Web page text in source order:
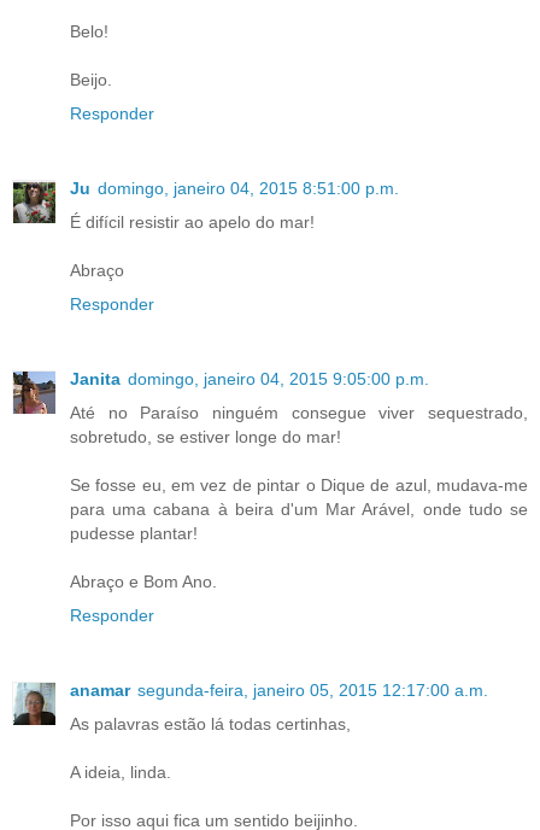
Belo!
Beijo.
Responder
Ju domingo, janeiro 04, 2015 8:51:00 p.m.
É difícil resistir ao apelo do mar!
Abraço
Responder
Janita domingo, janeiro 04, 2015 9:05:00 p.m.
Até no Paraíso ninguém consegue viver sequestrado,
sobretudo, se estiver longe do mar!
Se fosse eu, em vez de pintar o Dique de azul, mudava-me
para uma cabana à beira d'um Mar Arável, onde tudo se
pudesse plantar!
Abraço e Bom Ano.
Responder
anamar segunda-feira, janeiro 05, 2015 12:17:00 a.m.
As palavras estão lá todas certinhas,
A ideia, linda.
Por isso aqui fica um sentido beijinho.